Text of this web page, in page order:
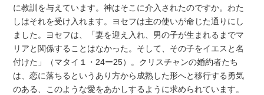
に教訓を与えています。神はそこに介入されたのですか。わた
しはそれを受け入れます。ヨセフは主の使いが命じた通りにし
ました。ヨセフは、「妻を迎え入れ、男の子が生まれるまでマ
リアと関係することはなかった。そして、その子をイエスと名
付けた」（マタイ１・24ー25）。クリスチャンの婚約者たち
は、恋に落ちるというあり方から成熟した形へと移行する勇気
のある、このような愛をあかしするように求められています。